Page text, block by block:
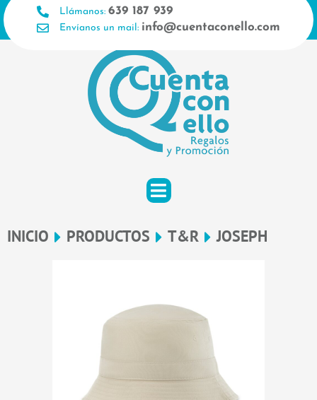
Ir
al
contenido
Llámanos: 639 187 939
Envíanos un mail: info@cuentaconello.com
INICIO PRODUCTOS T&R JOSEPH